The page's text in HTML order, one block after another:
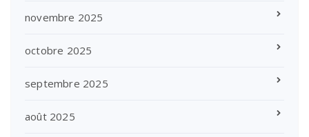
novembre 2025
octobre 2025
septembre 2025
août 2025